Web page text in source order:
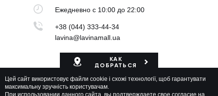
Ежедневнос 10:00 до 22:00
+38 (044) 333-44-34
lavina@lavinamall.ua
КАК
ДОБРАТЬСЯ
Карта ТРЦ
Цей сайт використовує файли cookie і схожі технології, щоб гарантувати
максимальну зручність користувачам.
При использовании данного сайта, вы подтверждаете свое согласие на